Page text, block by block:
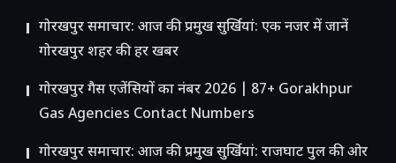
गोरखपुर समाचार: आज की प्रमुख सुर्खियां: एक नजर में जानें
गोरखपुर शहर की हर खबर
गोरखपुर गैस एजेंसियों का नंबर 2026 | 87+ Gorakhpur
Gas Agencies Contact Numbers
गोरखपुर समाचार: आज की प्रमुख सुर्खियां: राजघाट पुल की ओर